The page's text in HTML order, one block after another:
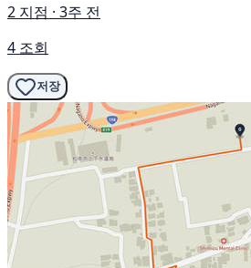
2 지점 · 3주 전
4 조회
저장